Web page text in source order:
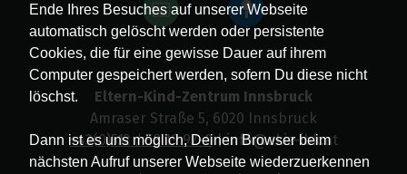
Ende Ihres Besuches auf unserer Webseite
automatisch gelöscht werden oder persistente
Cookies, die für eine gewisse Dauer auf ihrem
Computer gespeichert werden, sofern Du diese nicht
löschst.
Dann ist es uns möglich, Deinen Browser beim
nächsten Aufruf unserer Webseite wiederzuerkennen
Eltern-Kind-Zentrum Innsbruck
Amraser Straße 5, 6020 Innsbruck
+43(0)512 / 58 19 97-0| info@ekiz-ibk.at